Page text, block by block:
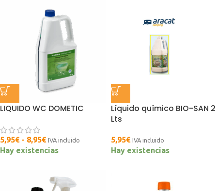
LIQUIDO WC DOMETIC
5,95€ - 8,95€ IVA incluido
Hay existencias
Líquido químico BIO-SAN 2
Lts
5,95€ IVA incluido
Hay existencias